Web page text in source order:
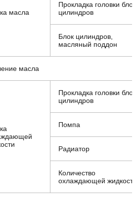
масла
Прокладка головки
цилиндров
Блок цилиндров,
масляный поддон
масла
Прокладка головки
цилиндров
Помпа
Радиатор
Количество
охлаждающей жидкости